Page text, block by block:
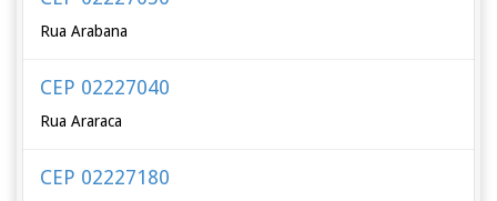
Rua Arabana
CEP 02227040
Rua Araraca
CEP 02227180